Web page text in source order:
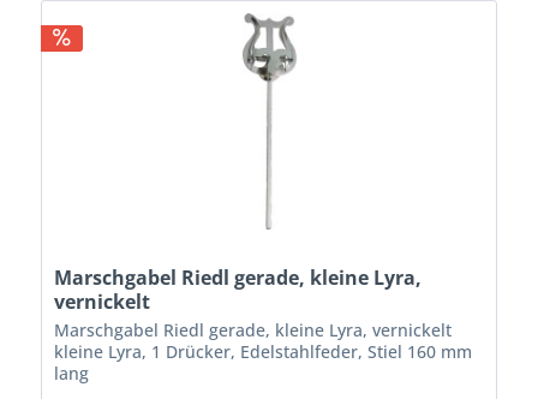
Marschgabel Riedl gerade, kleine Lyra,
vernickelt
Marschgabel Riedl gerade, kleine Lyra, vernickelt
kleine Lyra, 1 Drücker, Edelstahlfeder, Stiel 160 mm
lang